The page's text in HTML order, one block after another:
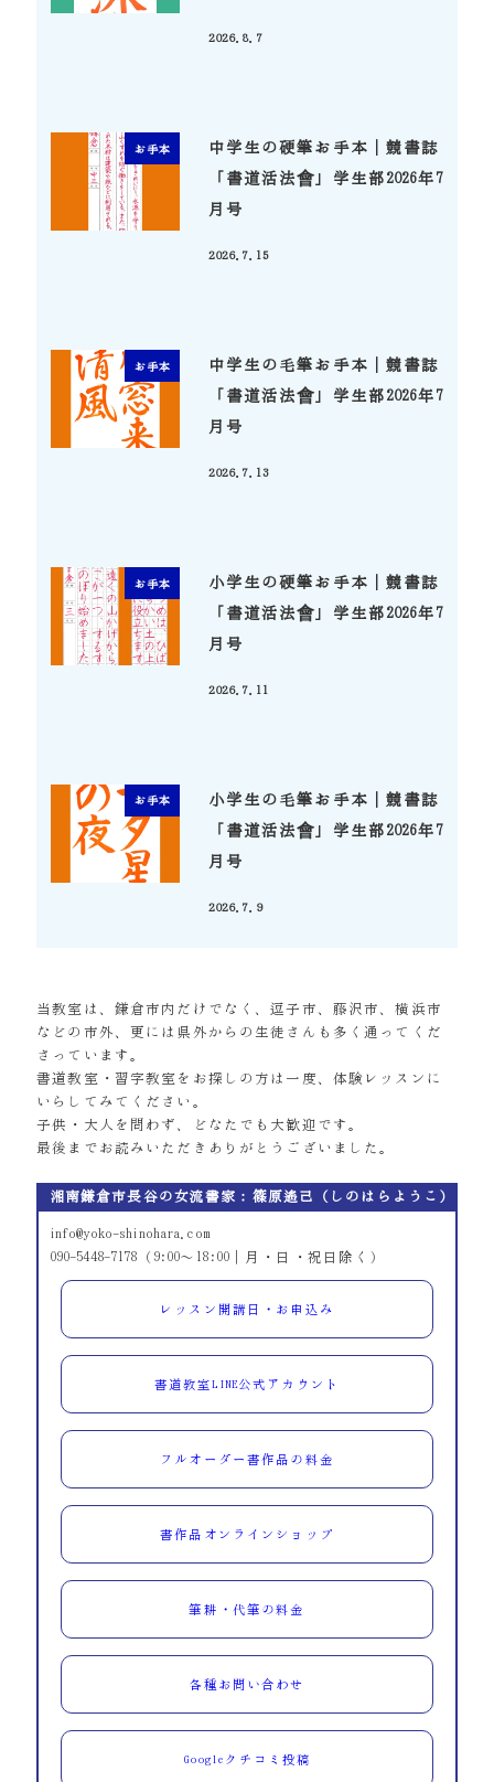
2026.8.7
お手本
中学生の硬筆お手本｜競書誌
「書道活法會」学生部2026年7
月号
2026.7.15
お手本
中学生の毛筆お手本｜競書誌
「書道活法會」学生部2026年7
月号
2026.7.13
お手本
小学生の硬筆お手本｜競書誌
「書道活法會」学生部2026年7
月号
2026.7.11
お手本
小学生の毛筆お手本｜競書誌
「書道活法會」学生部2026年7
月号
2026.7.9
当教室は、鎌倉市内だけでなく、逗子市、藤沢市、横浜市
などの市外、更には県外からの生徒さんも多く通ってくだ
さっています。
書道教室・習字教室をお探しの方は一度、体験レッスンに
いらしてみてください。
子供・大人を問わず、どなたでも大歓迎です。
最後までお読みいただきありがとうございました。
湘南鎌倉市長谷の女流書家：篠原遙己（しのはらようこ）
info@yoko-shinohara.com
090-5448-7178（9:00～18:00｜月・日・祝日除く）
レッスン開講日・お申込み
書道教室LINE公式アカウント
フルオーダー書作品の料金
書作品オンラインショップ
筆耕・代筆の料金
各種お問い合わせ
Googleクチコミ投稿